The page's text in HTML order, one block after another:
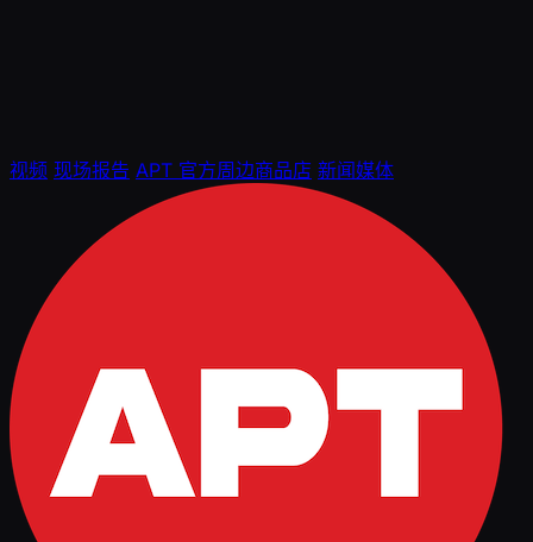
视频 现场报告 APT 官方周边商品店 新闻媒体